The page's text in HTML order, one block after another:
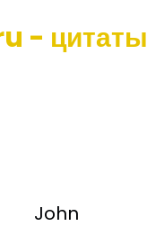
-
John